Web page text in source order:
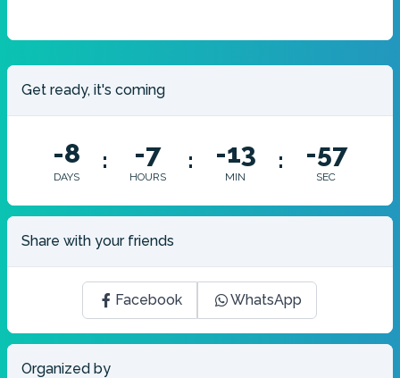
Get ready, it's coming
-8
DAYS
: -7
HOURS
: -13
MIN
: -57
SEC
Share with your friends
Facebook WhatsApp
Organized by